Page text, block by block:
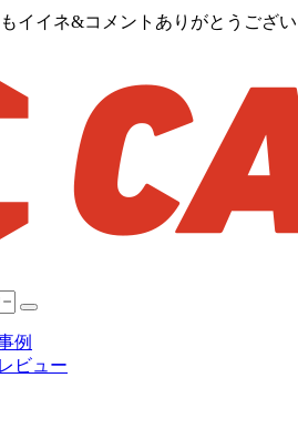
イイネ&コメントありがとうござ
例
ビュー